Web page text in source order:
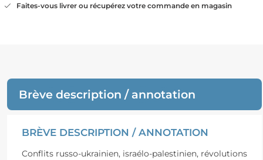
Faites-vous livrer ou récupérez votre commande en magasin
Brève description / annotation
BRÈVE DESCRIPTION / ANNOTATION
Conflits russo-ukrainien, israélo-palestinien, révolutions